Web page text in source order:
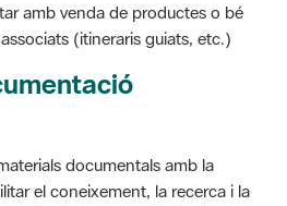
amb venda de productes o bé
(itineraris guiats, etc.)
documentals amb la
el coneixement, la recerca i la